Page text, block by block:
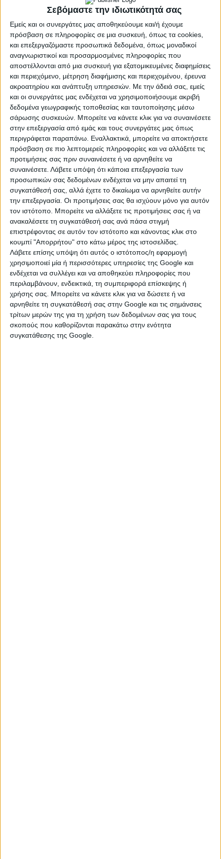
Σεβόμαστε την ιδιωτικότητά σας
Εμείς και οι συνεργάτες μας αποθηκεύουμε και/ή έχουμε
πρόσβαση σε πληροφορίες σε μια συσκευή, όπως τα cookies,
και επεξεργαζόμαστε προσωπικά δεδομένα, όπως μοναδικοί
αναγνωριστικοί και προσαρμοσμένες πληροφορίες που
αποστέλλονται από μια συσκευή για εξατομικευμένες διαφημίσεις
και περιεχόμενο, μέτρηση διαφήμισης και περιεχομένου, έρευνα
ακροατηρίου και ανάπτυξη υπηρεσιών. Με την άδειά σας, εμείς
και οι συνεργάτες μας ενδέχεται να χρησιμοποιήσουμε ακριβή
δεδομένα γεωγραφικής τοποθεσίας και ταυτοποίησης μέσω
σάρωσης συσκευών. Μπορείτε να κάνετε κλικ για να συναινέσετε
στην επεξεργασία από εμάς και τους συνεργάτες μας όπως
περιγράφεται παραπάνω. Εναλλακτικά, μπορείτε να αποκτήσετε
πρόσβαση σε πιο λεπτομερείς πληροφορίες και να αλλάξετε τις
προτιμήσεις σας πριν συναινέσετε ή να αρνηθείτε να
συναινέσετε. Λάβετε υπόψη ότι κάποια επεξεργασία των
προσωπικών σας δεδομένων ενδέχεται να μην απαιτεί τη
συγκατάθεσή σας, αλλά έχετε το δικαίωμα να αρνηθείτε αυτήν
την επεξεργασία. Οι προτιμήσεις σας θα ισχύουν μόνο για αυτόν
τον ιστότοπο. Μπορείτε να αλλάξετε τις προτιμήσεις σας ή να
ανακαλέσετε τη συγκατάθεσή σας ανά πάσα στιγμή
επιστρέφοντας σε αυτόν τον ιστότοπο και κάνοντας κλικ στο
κουμπί "Απορρήτου" στο κάτω μέρος της ιστοσελίδας.
Λάβετε επίσης υπόψη ότι αυτός ο ιστότοπος/η εφαρμογή
χρησιμοποιεί μία ή περισσότερες υπηρεσίες της Google και
ενδέχεται να συλλέγει και να αποθηκεύει πληροφορίες που
περιλαμβάνουν, ενδεικτικά, τη συμπεριφορά επίσκεψης ή
χρήσης σας. Μπορείτε να κάνετε κλικ για να δώσετε ή να
αρνηθείτε τη συγκατάθεσή σας στην Google και τις σημάνσεις
τρίτων μερών της για τη χρήση των δεδομένων σας για τους
σκοπούς που καθορίζονται παρακάτω στην ενότητα
συγκατάθεσης της Google.
εγκαινιάστηκε η επιστροφή κεφαλαίου για
πρώτη φορά μετά από το 2008, οι τράπεζες
βάζουν πλώρη για αυξημένο μέρισμα από
φέτος και μετά, ώστε να φθάσει το 50% του
ευρωπαϊκού πήχη σήμερα στην πολιτική περί
καταβολής μερισμάτων. Με μετρητά και με
προγράμματα επαναγοράς μετοχών (buy back)
που θα αποφασίζονται στο πλαίσιο της
στρατηγικής του κάθε ομίλου, τα επόμενα
τρίμηνα.
Παράλληλα με τη σημαντική εξυγίανση του
χαρτοφυλακίου τους και με δείκτες ΝPE
σημαντικά χαμηλούς, οι τράπεζες κατάφεραν το
πρώτο εξάμηνο να απογειώσουν τα κέρδη τους
– στο επίπεδο των 2,451 δισ. ευρώ συνολικά οι
τέσσερις συστημικές, περίπου 2,5 δισ. ευρώ η
αγορά – και να διατηρήσουν έναν ανοδικό
ρυθμό πιστωτικής επέκτασης, βλέποντας σε
γενικό επίπεδο εξισορρόπηση στην τάση
αποπληρωμών που μέχρι πρότινος κάλυπταν
τις νέες εκταμιεύσεις. Δυναμικά εξελίσσονται οι
τελευταίες, με αιχμή του δόρατος την
επιχειρηματική πίστη, όπου οι νέες ροές
δανείων γράφουν ιστορικά υψηλά και οδηγούν